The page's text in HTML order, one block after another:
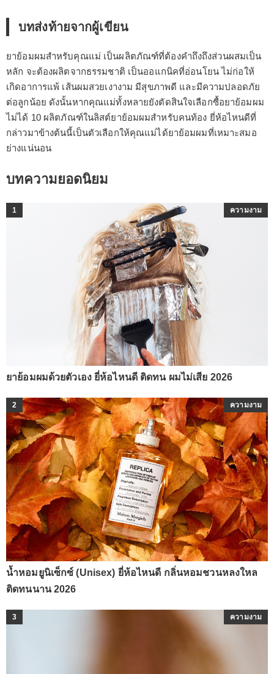
บทส่งท้ายจากผู้เขียน
ยาย้อมผมสำหรับคุณแม่ เป็นผลิตภัณฑ์ที่ต้องคำถึงถึงส่วนผสมเป็น
หลัก จะต้องผลิตจากธรรมชาติ เป็นออแกนิคที่อ่อนโยน ไม่ก่อให้
เกิดอาการแพ้ เส้นผมสวยเงางาม มีสุขภาพดี และมีความปลอดภัย
ต่อลูกน้อย ดังนั้นหากคุณแม่ทั้งหลายยังตัดสินใจเลือกซื้อยาย้อมผม
ไม่ได้ 10 ผลิตภัณฑ์ในลิสต์ยาย้อมผมสำหรับคนท้อง ยี่ห้อไหนดีที่
กล่าวมาข้างต้นนี้เป็นตัวเลือกให้คุณแม่ได้ยาย้อมผมที่เหมาะสมอ
ย่างแน่นอน
บทความยอดนิยม
1 ความงาม
ยาย้อมผมด้วยตัวเอง ยี่ห้อไหนดี ติดทน ผมไม่เสีย 2026
2 ความงาม
น้ำหอมยูนิเซ็กซ์ (Unisex) ยี่ห้อไหนดี กลิ่นหอมชวนหลงใหล
ติดทนนาน 2026
3 ความงาม